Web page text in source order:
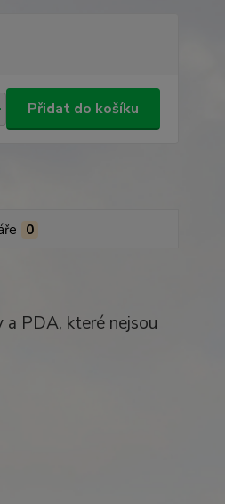
Přidat do košíku
0
PDA, které nejsou